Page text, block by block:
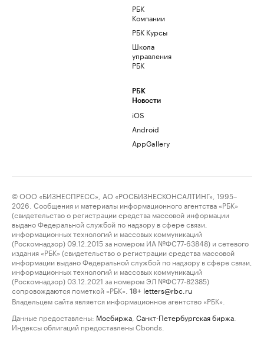
РБК
Компании
РБК Курсы
Школа
управления
РБК
РБК
Новости
iOS
Android
AppGallery
© ООО «БИЗНЕСПРЕСС», АО «РОСБИЗНЕСКОНСАЛТИНГ», 1995–
2026. Сообщения и материалы информационного агентства «РБК»
(свидетельство о регистрации средства массовой информации
выдано Федеральной службой по надзору в сфере связи,
информационных технологий и массовых коммуникаций
(Роскомнадзор) 09.12.2015 за номером ИА №ФС77-63848) и сетевого
издания «РБК» (свидетельство о регистрации средства массовой
информации выдано Федеральной службой по надзору в сфере связи,
информационных технологий и массовых коммуникаций
(Роскомнадзор) 03.12.2021 за номером ЭЛ №ФС77-82385)
сопровождаются пометкой «РБК».
18+ letters@rbc.ru
Владельцем сайта является информационное агентство «РБК».
Данные предоставлены: Мосбиржа Санкт-Петербургская биржа
Индексы облигаций предоставлены Cbonds.